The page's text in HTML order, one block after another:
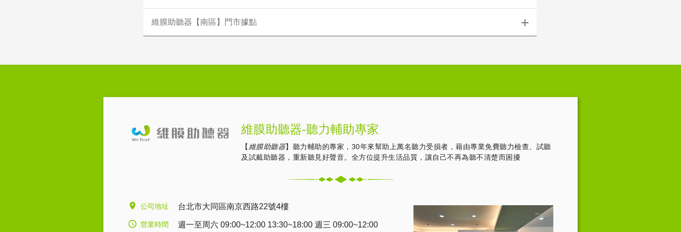
維膜助聽器【南區】門市據點
維膜助聽器-聽力輔助專家
【 維膜助聽器】聽力輔助的專家，30年來幫助上萬名聽力受損者，藉由專業免費聽力檢查、試聽
及試戴助聽器，重新聽見好聲音。全方位提升生活品質，讓自己不再為聽不清楚而困擾
公司地址 台北市大同區南京西路22號4樓
營業時間
週一至周六 09:00~12:00 13:30~18:00 週三 09:00~12:00